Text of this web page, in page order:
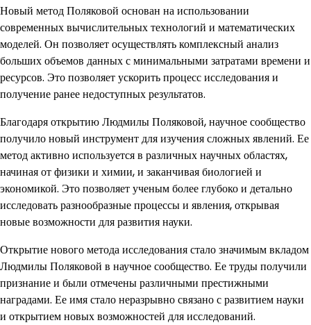
Новый метод Поляковой основан на использовании
современных вычислительных технологий и математических
моделей. Он позволяет осуществлять комплексный анализ
больших объемов данных с минимальными затратами времени и
ресурсов. Это позволяет ускорить процесс исследования и
получение ранее недоступных результатов.
Благодаря открытию Людмилы Поляковой, научное сообщество
получило новый инструмент для изучения сложных явлений. Ее
метод активно используется в различных научных областях,
начиная от физики и химии, и заканчивая биологией и
экономикой. Это позволяет ученым более глубоко и детально
исследовать разнообразные процессы и явления, открывая
новые возможности для развития науки.
Открытие нового метода исследования стало значимым вкладом
Людмилы Поляковой в научное сообщество. Ее труды получили
признание и были отмечены различными престижными
наградами. Ее имя стало неразрывно связано с развитием науки
и открытием новых возможностей для исследований.